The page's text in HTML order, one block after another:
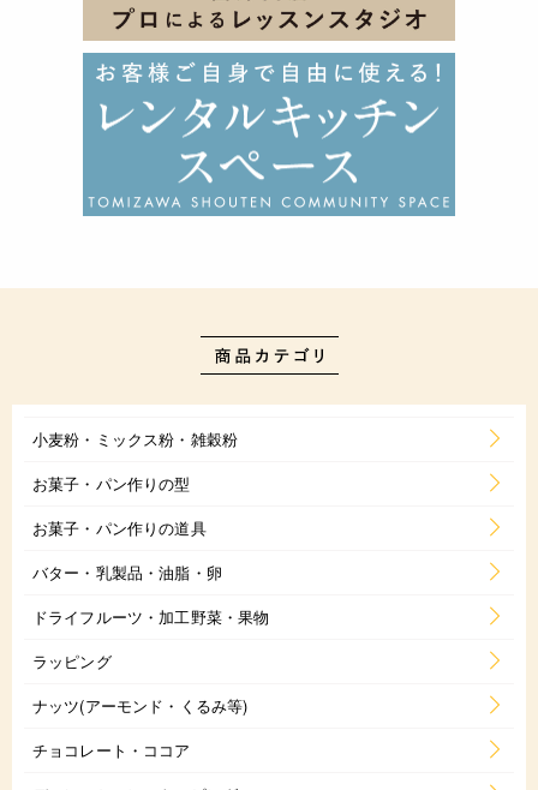
小麦粉・ミックス粉・雑穀粉
お菓子・パン作りの型
お菓子・パン作りの道具
バター・乳製品・油脂・卵
ドライフルーツ・加工野菜・果物
ラッピング
ナッツ(アーモンド・くるみ等)
チョコレート・ココア